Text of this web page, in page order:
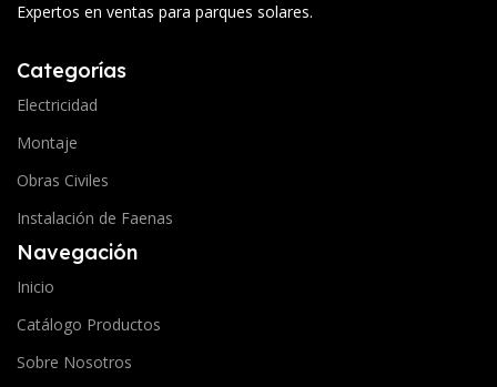
Expertos en ventas para parques solares.
Categorías
Electricidad
Montaje
Obras Civiles
Instalación de Faenas
Navegación
Inicio
Catálogo Productos
Sobre Nosotros